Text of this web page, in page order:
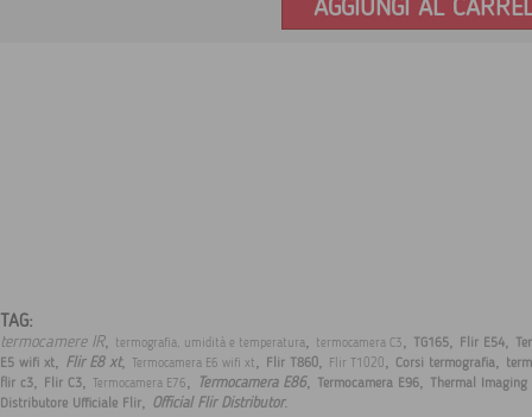
AGGIUNGI AL
TAG:
termocamere IR, termografia, umidità e temperatura, termocamera C3, TG165, Flir E54,
E5 wifi xt, Flir E8 xt, Termocamera E6 wifi xt, Flir T860, Flir T1020, Corsi termografia,
flir c3, Flir C3, Termocamera E76, Termocamera E86, Termocamera E96, Thermal Imaging
Distributore Ufficiale Flir, Official Flir Distributor.